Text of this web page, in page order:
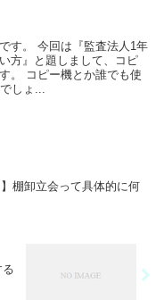
す。 今回は『監査法人1年
方』と題しまして、コピ
。 コピー機とか誰でも使
しょ...
】棚卸立会って具体的に何
る